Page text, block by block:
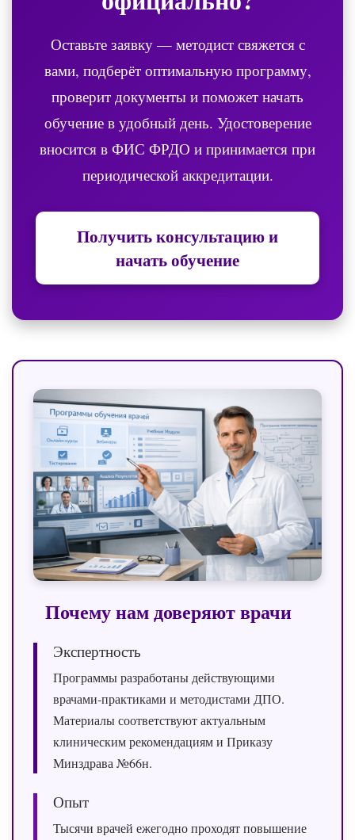
Оставьте заявку — методист свяжется с
вами, подберёт оптимальную программу,
проверит документы и поможет начать
обучение в удобный день. Удостоверение
вносится в ФИС ФРДО и принимается при
периодической аккредитации.
Получить консультацию и
начать обучение
Почему нам доверяют врачи
Экспертность
Программы разработаны действующими
врачами‑практиками и методистами ДПО.
Материалы соответствуют актуальным
клиническим рекомендациям и Приказу
Минздрава №66н.
Опыт
Тысячи врачей ежегодно проходят повышение